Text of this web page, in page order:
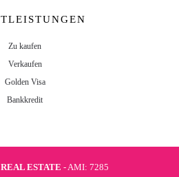
Zu kaufen
Verkaufen
Golden Visa
Bankkredit
ESTATE - AMI: 7285